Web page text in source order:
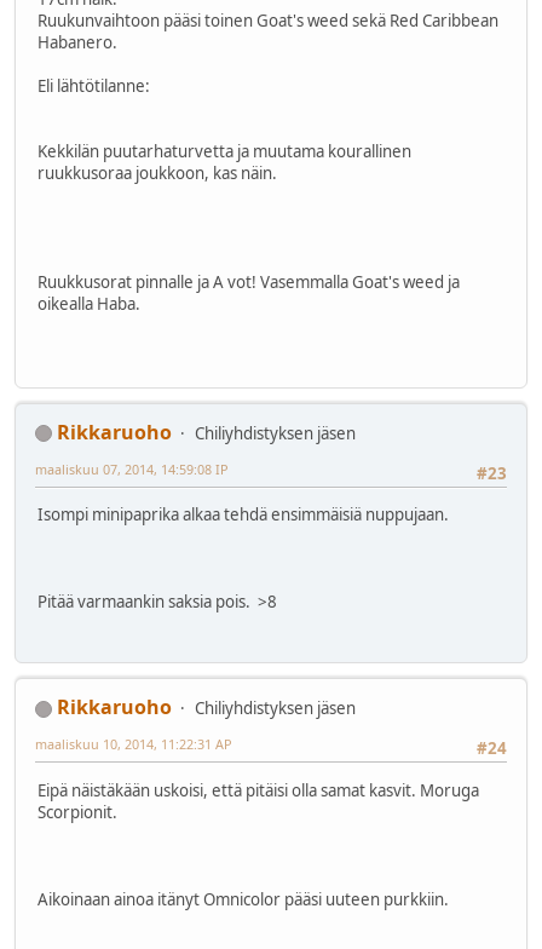
Ruukunvaihtoon pääsi toinen Goat's weed sekä Red Caribbean
Habanero.
Eli lähtötilanne:
Kekkilän puutarhaturvetta ja muutama kourallinen
ruukkusoraa joukkoon, kas näin.
Ruukkusorat pinnalle ja A vot! Vasemmalla Goat's weed ja
oikealla Haba.
Rikkaruoho
Chiliyhdistyksen jäsen
#23
maaliskuu 07, 2014, 14:59:08 IP
Isompi minipaprika alkaa tehdä ensimmäisiä nuppujaan.
Pitää varmaankin saksia pois. >8
Rikkaruoho
Chiliyhdistyksen jäsen
#24
maaliskuu 10, 2014, 11:22:31 AP
Eipä näistäkään uskoisi, että pitäisi olla samat kasvit. Moruga
Scorpionit.
Aikoinaan ainoa itänyt Omnicolor pääsi uuteen purkkiin.